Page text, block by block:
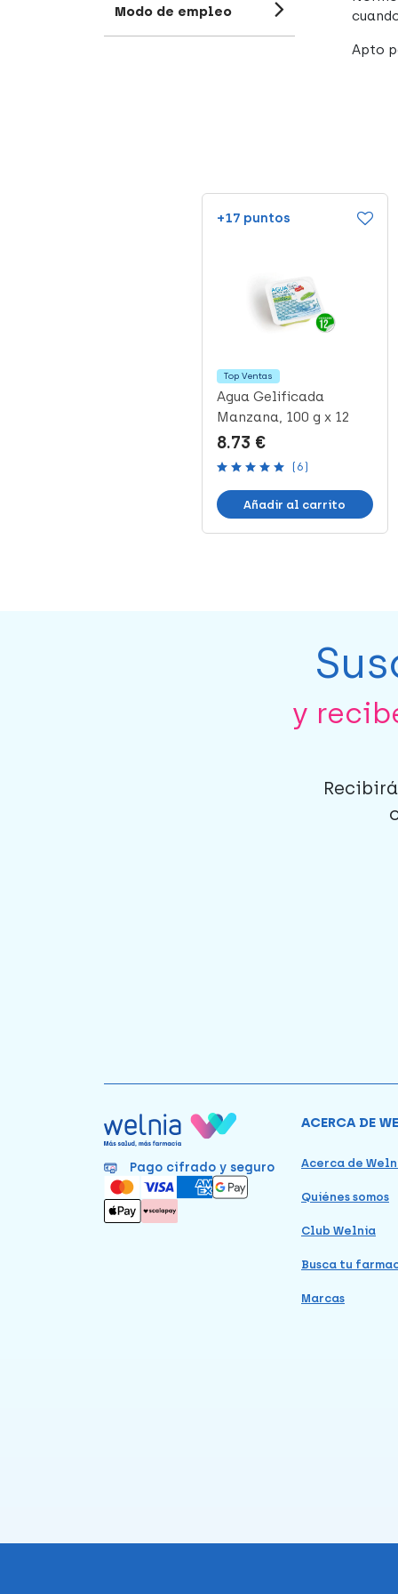
Modo de empleo
Apto
+17 puntos
Top Ventas
Agua Gelificada
Manzana, 100 g x 12
tarrinas
8.73 €
(6)
Añadir al carrito
y
Pago cifrado y seguro
ACERCA DE
Acerca de
Quiénes somos
Club Welnia
Busca tu
Marcas